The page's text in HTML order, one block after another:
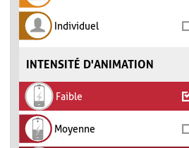
Individuel
INTENSITÉ D'ANIMATION
Faible
Moyenne